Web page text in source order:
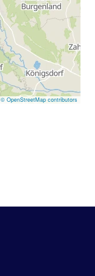
© OpenStreetMap contributors